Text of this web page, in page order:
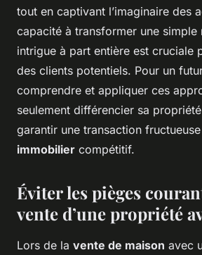
tout en captivant l’imaginaire des
capacité à transformer une simple
intrigue à part entière est cruciale
des clients potentiels. Pour un
comprendre et appliquer ces
seulement différencier sa
garantir une transaction
immobilier compétitif.
Éviter les pièges
vente d’une propriété
Lors de la vente de maison avec